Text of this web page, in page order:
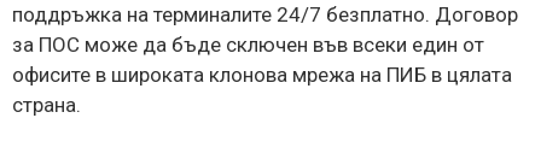
поддръжка на терминалите 24/7 безплатно. Договор
за ПОС може да бъде сключен във всеки един от
офисите в широката клонова мрежа на ПИБ в цялата
страна.